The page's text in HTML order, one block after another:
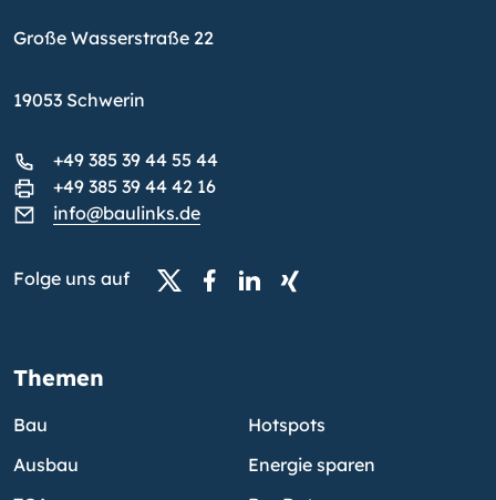
Große Wasserstraße 22
19053 Schwerin
+49 385 39 44 55 44
+49 385 39 44 42 16
info@baulinks.de
Folge uns auf
Themen
Bau
Ausbau
Hotspots
Energie sparen